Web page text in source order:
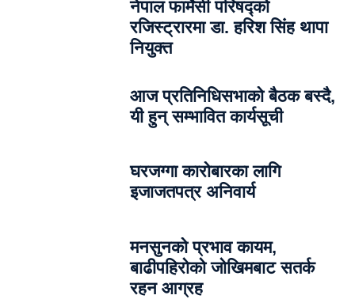
नेपाल फार्मेसी परिषद्को
रजिस्ट्रारमा डा. हरिश सिंह थापा
नियुक्त
आज प्रतिनिधिसभाको बैठक बस्दै,
यी हुन् सम्भावित कार्यसूची
घरजग्गा कारोबारका लागि
इजाजतपत्र अनिवार्य
मनसुनको प्रभाव कायम,
बाढीपहिरोको जोखिमबाट सतर्क
रहन आग्रह